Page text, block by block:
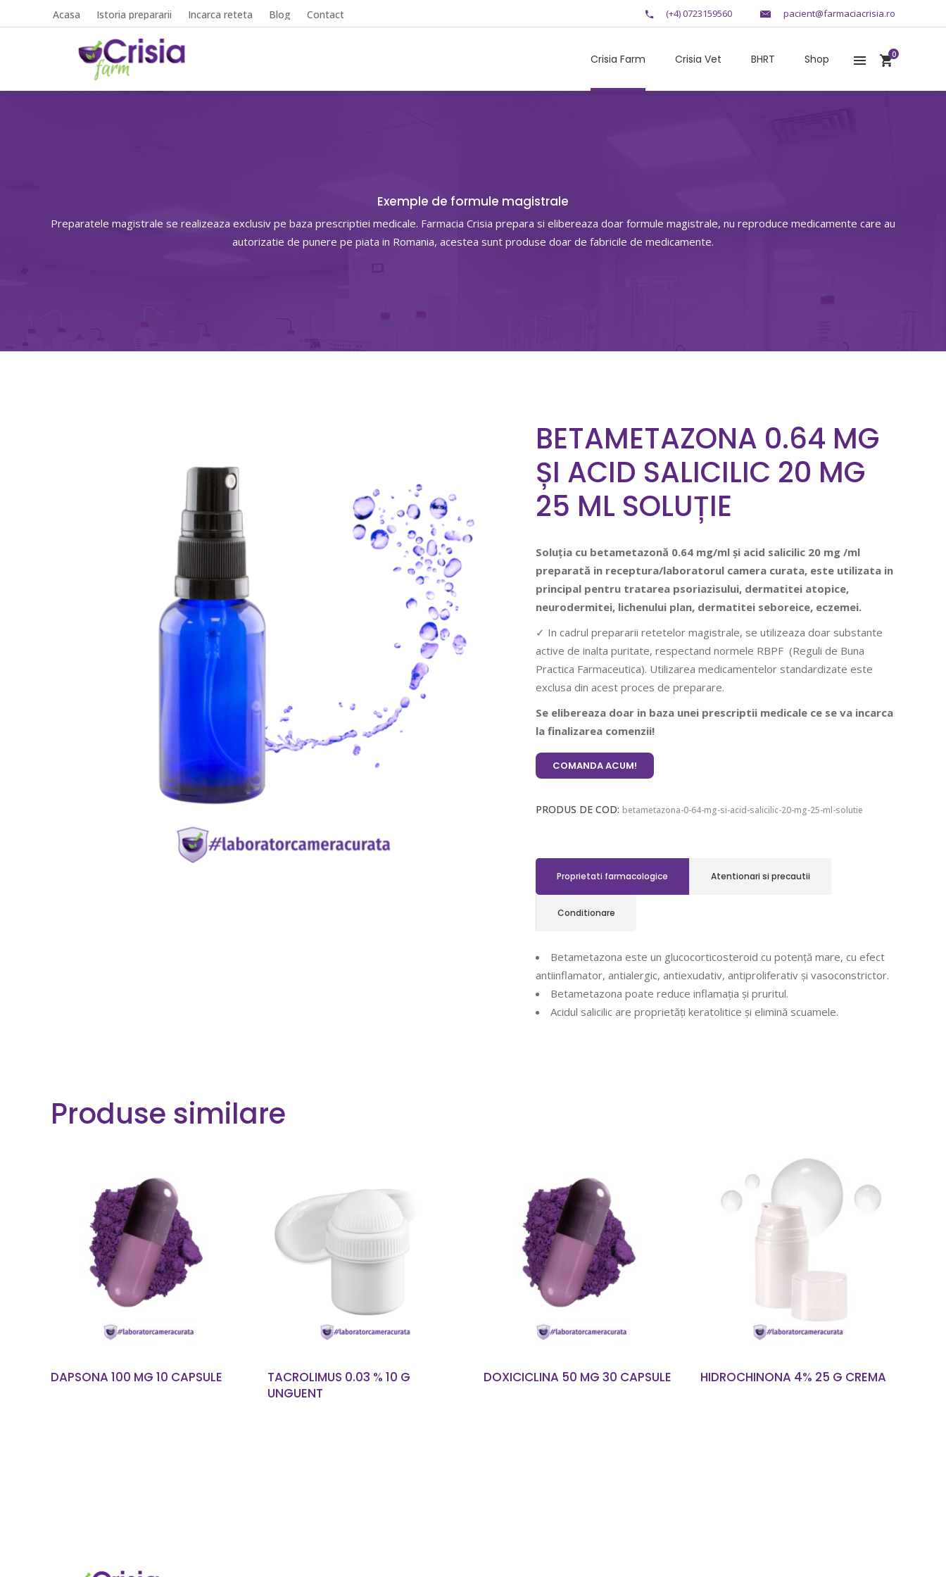
Acasa Istoria prepararii Incarca reteta Blog Contact (+4) 0723159560 pacient@farmaciacrisia.ro
Crisia Farm Crisia Vet BHRT Shop 0
Exemple de formule magistrale
Preparatele magistrale se realizeaza exclusiv pe baza prescriptiei medicale. Farmacia Crisia prepara si elibereaza doar formule magistrale, nu reproduce medicamente care au
autorizatie de punere pe piata in Romania, acestea sunt produse doar de fabricile de medicamente.
BETAMETAZONA 0.64 MG
ȘI ACID SALICILIC 20 MG
25 ML SOLUȚIE
Soluția cu betametazonă 0.64 mg/ml și acid salicilic 20 mg /ml
preparată in receptura/laboratorul camera curata, este utilizata in
principal pentru tratarea psoriazisului, dermatitei atopice,
neurodermitei, lichenului plan, dermatitei seboreice, eczemei.
✓ In cadrul prepararii retetelor magistrale, se utilizeaza doar substante
active de inalta puritate, respectand normele RBPF (Reguli de Buna
Practica Farmaceutica). Utilizarea medicamentelor standardizate este
exclusa din acest proces de preparare.
Se elibereaza doar in baza unei prescriptii medicale ce se va incarca
la finalizarea comenzii!
COMANDA ACUM!
PRODUS DE COD: betametazona-0-64-mg-si-acid-salicilic-20-mg-25-ml-solutie
Proprietati farmacologice Atentionari si precautii
Conditionare
Betametazona este un glucocorticosteroid cu potenţă mare, cu efect
antiinflamator, antialergic, antiexudativ, antiproliferativ şi vasoconstrictor.
Betametazona poate reduce inflamația și pruritul.
Acidul salicilic are proprietăți keratolitice și elimină scuamele.
Produse similare
CITEȘTE MAI MULT
DAPSONA 100 MG 10 CAPSULE
CITEȘTE MAI MULT
TACROLIMUS 0.03 % 10 G
UNGUENT
CITEȘTE MAI MULT
DOXICICLINA 50 MG 30 CAPSULE HIDROCHINONA 4% 25 G CREMA